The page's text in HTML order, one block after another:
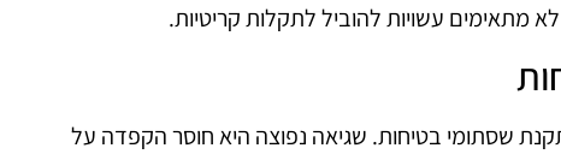
מתאימים עשויות להוביל לתקלות קריטיות.
שסתומי בטיחות. שגיאה נפוצה היא חוסר הקפדה על